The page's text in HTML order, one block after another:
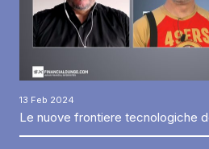
13 Feb 2024
Le nuove frontiere tecnologiche